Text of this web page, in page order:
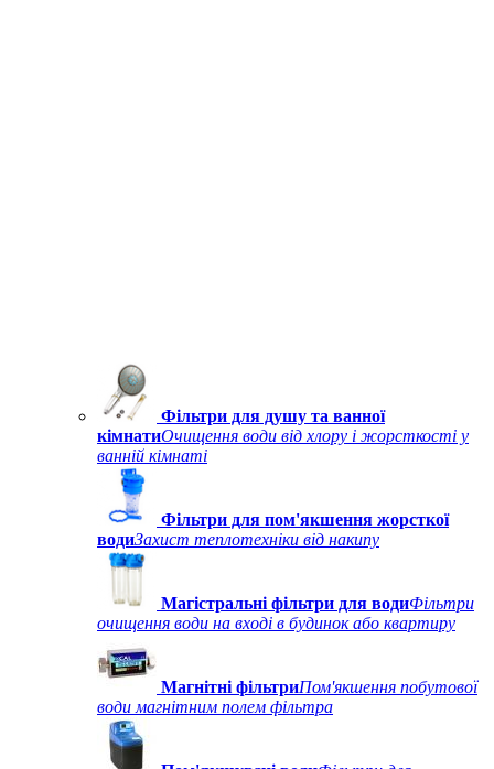
Фільтри для душу та ванної
кімнатиОчищення води від хлору і жорсткості у
ванній кімнаті
Фільтри для пом'якшення жорсткої
водиЗахист теплотехніки від накипу
Магістральні фільтри для водиФільтри
очищення води на вході в будинок або квартиру
Магнітні фільтриПом'якшення побутової
води магнітним полем фільтра